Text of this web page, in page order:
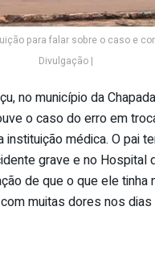
para falar sobre o caso e
Divulgação |
no município da
o caso do erro em
instituição médica. O pai
grave e no
de que o que ele
muitas dores nos